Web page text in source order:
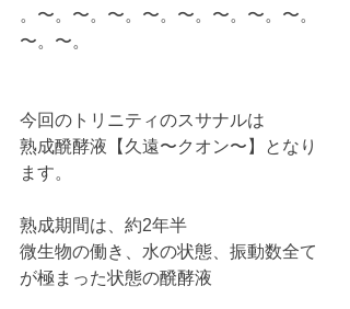
。〜。〜。〜。〜。〜。〜。〜。〜。
〜。〜。
今回のトリニティのスサナルは
熟成醗酵液【久遠〜クオン〜】となり
ます。
熟成期間は、約2年半
微生物の働き、水の状態、振動数全て
が極まった状態の醗酵液